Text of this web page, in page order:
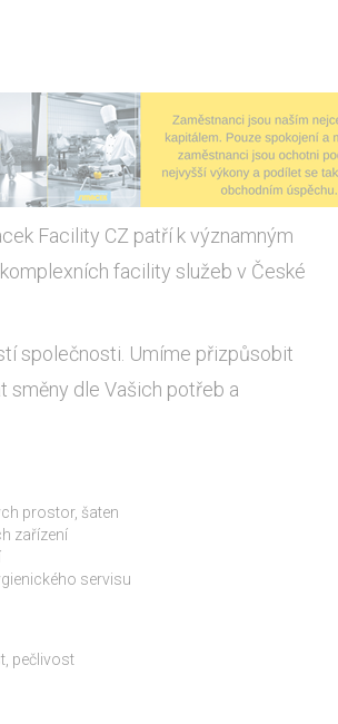
Facility CZ patří k významným
facility služeb v České
společnosti. Umíme přizpůsobit
směny dle Vašich potřeb a
prostor, šaten
zařízení
servisu
pečlivost